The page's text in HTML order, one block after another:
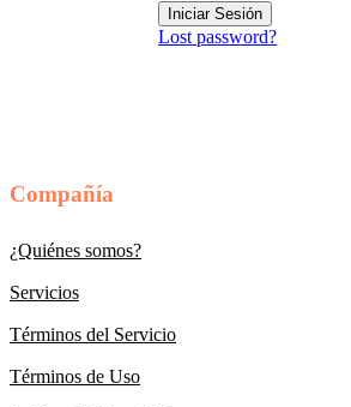
Lost password?
Compañía
¿Quiénes somos?
Servicios
Términos del Servicio
Términos de Uso